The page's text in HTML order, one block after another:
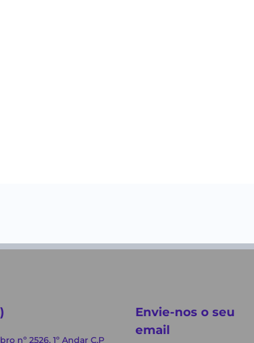
nº 2526, 1º Andar C.P
Envie-nos o seu
email